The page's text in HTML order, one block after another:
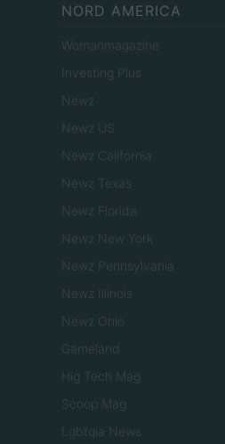
NORD AMERICA
Womanmagazine
Investing Plus
Newz
Newz US
Newz California
Newz Texas
Newz Florida
Newz New York
Newz Pennsylvania
Newz Illinois
Newz Ohio
Gameland
Hig Tech Mag
Scoop Mag
Lgbtqia News